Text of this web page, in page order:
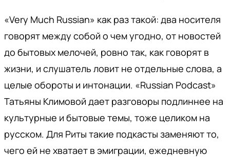
«Very Much Russian» как раз такой: два носителя
говорят между собой о чем угодно, от новостей
до бытовых мелочей, ровно так, как говорят в
жизни, и слушатель ловит не отдельные слова, а
целые обороты и интонации. «Russian Podcast»
Татьяны Климовой дает разговоры подлиннее на
культурные и бытовые темы, тоже целиком на
русском. Для Риты такие подкасты заменяют то,
чего ей не хватает в эмиграции, ежедневную